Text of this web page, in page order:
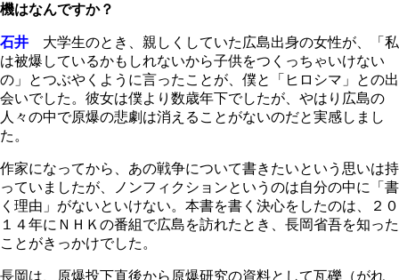
機はなんですか？
石井 大学生のとき、親しくしていた広島出身の女性が、「私
は被爆しているかもしれないから子供をつくっちゃいけない
の」とつぶやくように言ったことが、僕と「ヒロシマ」との出
会いでした。彼女は僕より数歳年下でしたが、やはり広島の
人々の中で原爆の悲劇は消えることがないのだと実感しまし
た。
作家になってから、あの戦争について書きたいという思いは持
っていましたが、ノンフィクションというのは自分の中に「書
く理由」がないといけない。本書を書く決心をしたのは、２０
１４年にＮＨＫの番組で広島を訪れたとき、長岡省吾を知った
ことがきっかけでした。
長岡は、原爆投下直後から原爆研究の資料として瓦礫（がれ